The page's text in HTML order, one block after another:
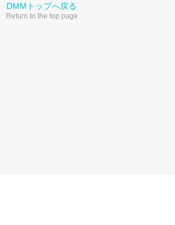
DMMトップへ戻る
Return to the top page